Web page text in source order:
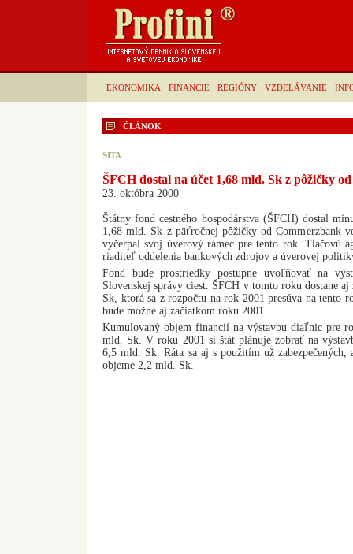
EKONOMIKA FINANCIE REGIÓNY VZDELÁVANIE
ČLÁNOK
SITA
ŠFCH dostal na účet 1,68 mld. Sk z pôžičky
23. októbra 2000
Štátny fond cestného hospodárstva (ŠFCH) dostal
1,68 mld. Sk z päťročnej pôžičky od Commerzbank
vyčerpal svoj úverový rámec pre tento rok. Tlačovú
riaditeľ oddelenia bankových zdrojov a úverovej
Fond bude prostriedky postupne uvoľňovať na
Slovenskej správy ciest. ŠFCH v tomto roku dostane
Sk, ktorá sa z rozpočtu na rok 2001 presúva na tento
bude možné aj začiatkom roku 2001.
Kumulovaný objem financií na výstavbu diaľnic pre
mld. Sk. V roku 2001 si štát plánuje zobrať na
6,5 mld. Sk. Ráta sa aj s použitím už
objeme 2,2 mld. Sk.